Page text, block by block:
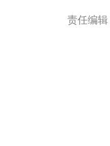
责任编